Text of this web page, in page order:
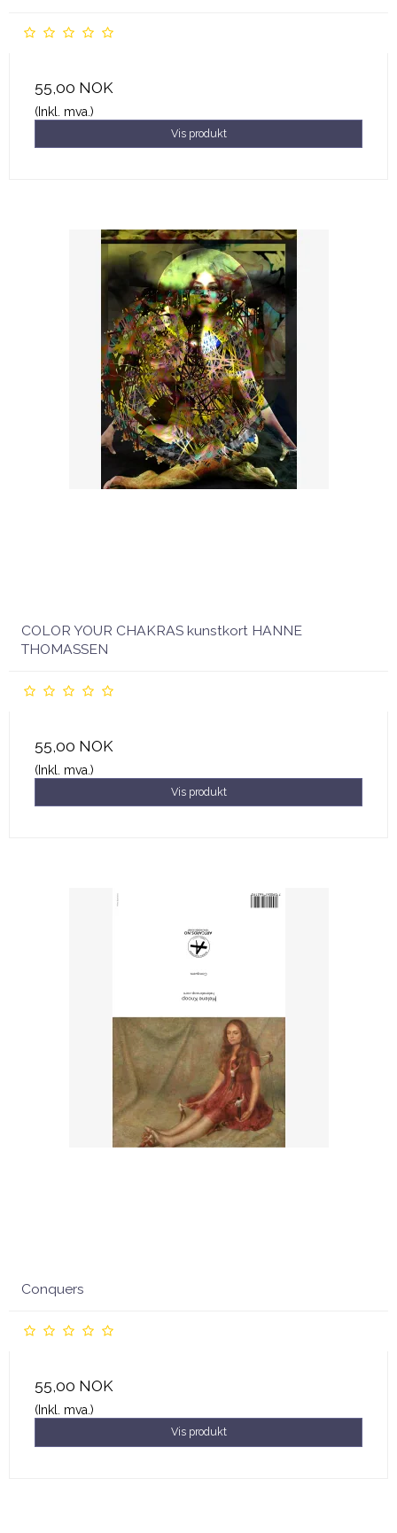
55,00 NOK
(Inkl. mva.)
Vis produkt
COLOR YOUR CHAKRAS kunstkort HANNE
THOMASSEN
55,00 NOK
(Inkl. mva.)
Vis produkt
Conquers
55,00 NOK
(Inkl. mva.)
Vis produkt